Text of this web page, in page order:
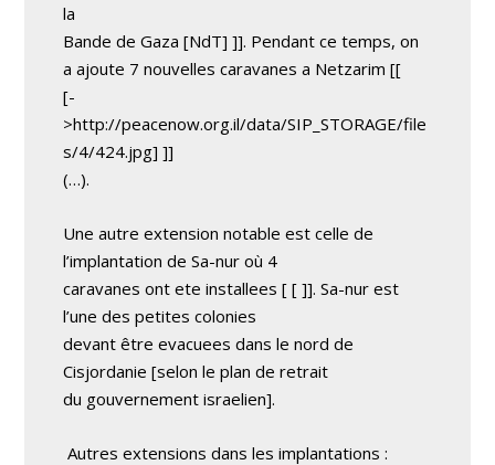
la
Bande de Gaza [NdT] ]]. Pendant ce temps, on
a ajoute 7 nouvelles caravanes a Netzarim [[
[-
>http://peacenow.org.il/data/SIP_STORAGE/file
s/4/424.jpg] ]]
(…).
Une autre extension notable est celle de
l’implantation de Sa-nur où 4
caravanes ont ete installees[ [ ]]. Sa-nur est
l’une des petites colonies
devant être evacuees dans le nord de
Cisjordanie [selon le plan de retrait
du gouvernement israelien].
Autres extensions dans les implantations :